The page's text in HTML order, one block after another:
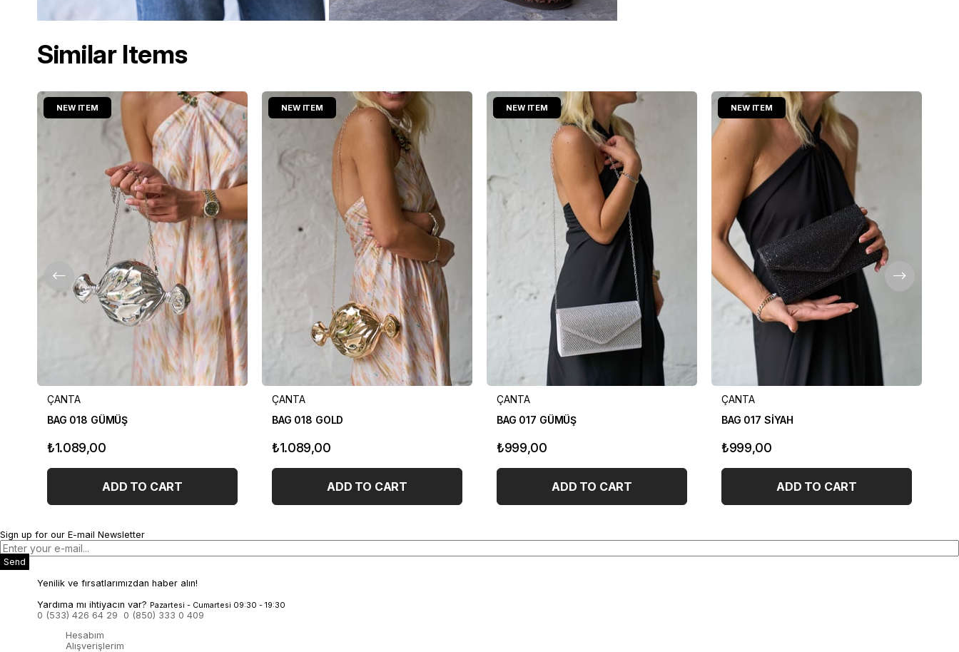
Similar Items
ÇANTA
BAG 018 GÜMÜŞ
₺1.089,00
ADD TO CART
NEW ITEM
ÇANTA
BAG 018 GOLD
₺1.089,00
ADD TO CART
NEW ITEM
ÇANTA
BAG 017 GÜMÜŞ
₺999,00
ADD TO CART
NEW ITEM
ÇANTA
BAG 017 SİYAH
₺999,00
ADD TO CART
NEW ITEM
Sign up for our E-mail Newsletter
Send
Yenilik ve fırsatlarımızdan haber alın!
Yardıma mı ihtiyacın var? Pazartesi - Cumartesi 09:30 - 19:30
0 (533) 426 64 29
0 (850) 333 0 409
Hesabım
Alışverişlerim